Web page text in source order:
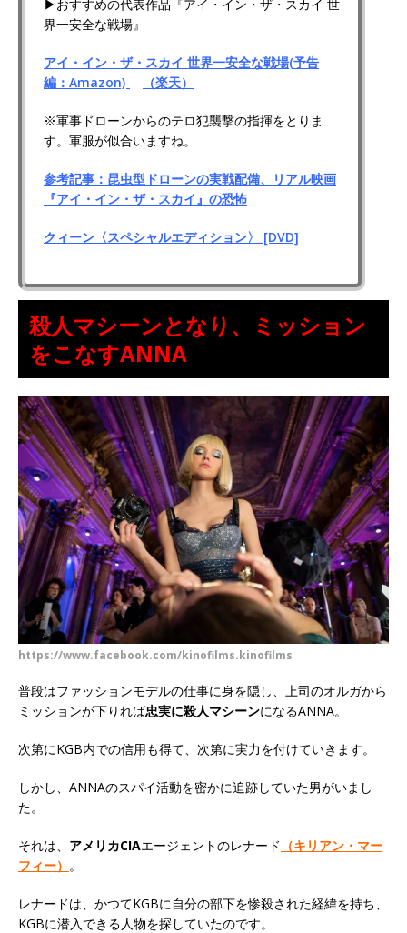
▶おすすめの代表作品『アイ・イン・ザ・スカイ 世
界一安全な戦場』
アイ・イン・ザ・スカイ 世界一安全な戦場(予告
編：Amazon)
（楽天）
※軍事ドローンからのテロ犯襲撃の指揮をとりま
す。軍服が似合いますね。
参考記事：昆虫型ドローンの実戦配備、リアル映画
『アイ・イン・ザ・スカイ』の恐怖
クィーン〈スペシャルエディション〉 [DVD]
殺人マシーンとなり、ミッション
をこなすANNA
https://www.facebook.com/kinofilms.kinofilms
普段はファッションモデルの仕事に身を隠し、上司のオルガから
ミッションが下りれば忠実に殺人マシーンになるANNA。
次第にKGB内での信用も得て、次第に実力を付けていきます。
しかし、ANNAのスパイ活動を密かに追跡していた男がいまし
た。
それは、 アメリカCIAエージェントのレナード （キリアン・マー
フィー） 。
レナードは、かつてKGBに自分の部下を惨殺された経緯を持ち、
KGBに潜入できる人物を探していたのです。